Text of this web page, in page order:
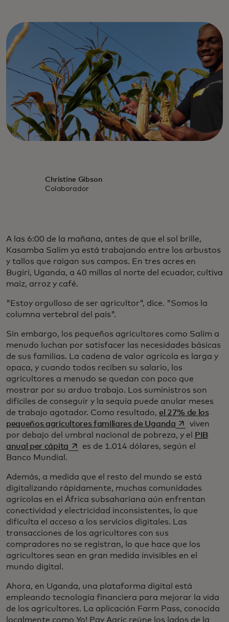
Christine Gibson
Colaborador
A las 6:00 de la mañana, antes de que el sol brille,
Kasamba Salim ya está trabajando entre los arbustos
y tallos que raigan sus campos. En tres acres en
Bugiri, Uganda, a 40 millas al norte del ecuador, cultiva
maíz, arroz y café.
"Estoy orgulloso de ser agricultor", dice. "Somos la
columna vertebral del país".
Sin embargo, los pequeños agricultores como Salim a
menudo luchan por satisfacer las necesidades básicas
de sus familias. La cadena de valor agrícola es larga y
opaca, y cuando todos reciben su salario, los
agricultores a menudo se quedan con poco que
mostrar por su arduo trabajo. Los suministros son
difíciles de conseguir y la sequía puede anular meses
de trabajo agotador. Como resultado, el 27% de los
pequeños agricultores familiares de Ugandase abre en
viven
por debajo del umbral nacional de pobreza, y el
PIB
anual per cápitase abre en una pestaña nueva
es de 1.014 dólares, según el
Banco Mundial.
Además, a medida que el resto del mundo se está
digitalizando rápidamente, muchas comunidades
agrícolas en el África subsahariana aún enfrentan
conectividad y electricidad inconsistentes, lo que
dificulta el acceso a los servicios digitales. Las
transacciones de los agricultores con sus
compradores no se registran, lo que hace que los
agricultores sean en gran medida invisibles en el
mundo digital.
Ahora, en Uganda, una plataforma digital está
empleando tecnología financiera para mejorar la vida
de los agricultores. La aplicación Farm Pass, conocida
localmente como Yo! Pay Agric reúne los lados de la